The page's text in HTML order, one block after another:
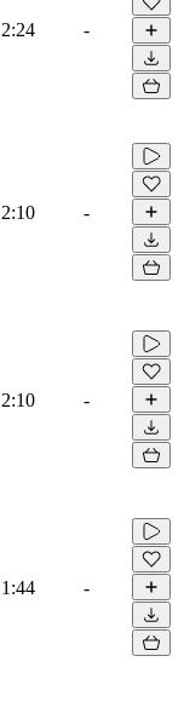
2:24 -
2:10 -
2:10 -
1:44 -